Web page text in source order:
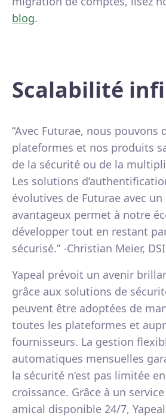
blog.
Scalabilité
“Avec Futurae, nous pouvons
plateformes et nos produits
de la sécurité ou de la
Les solutions
évolutives de Futurae avec
avantageux permet à notre
développer tout en restant
sécurisé.” -Christian Meier,
Yapeal prévoit un avenir
grâce aux solutions de
peuvent être adoptées de
toutes les plateformes et
fournisseurs. La gestion
automatiques mensuelles
la sécurité n’est pas limitée
croissance. Grâce à un service
amical disponible 24/7,